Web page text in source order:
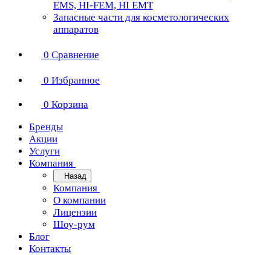
EMS, HI-FEM, HI EMT
Запасные части для косметологических
аппаратов
0 Сравнение
0 Избранное
0 Корзина
Бренды
Акции
Услуги
Компания
Назад
Компания
О компании
Лицензии
Шоу-рум
Блог
Контакты